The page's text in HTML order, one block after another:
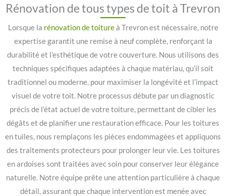
Rénovation de tous types de toit à Trevron
Lorsque la rénovation de toitureà Trevron est nécessaire, notre
expertise garantit une remise à neuf complète, renforçant la
durabilité et l’esthétique de votre couverture. Nous utilisons des
techniques spécifiques adaptées à chaque matériau, qu’il soit
traditionnel ou moderne, pour maximiser la longévité et l’impact
visuel de votre toit. Notre processus débute par un diagnostic
précis de l’état actuel de votre toiture, permettant de cibler les
dégâts et de planifier une restauration efficace. Pour les toitures
en tuiles, nous remplaçons les pièces endommagées et appliquons
des traitements protecteurs pour prolonger leur vie. Les toitures
en ardoises sont traitées avec soin pour conserver leur élégance
naturelle. Notre équipe prête une attention particulière à chaque
détail, assurant que chaque intervention est menée avec